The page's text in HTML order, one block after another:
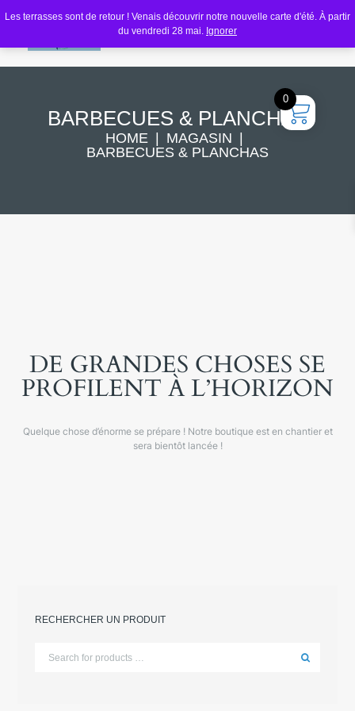
Les terrasses sont de retour ! Venais découvrir notre nouvelle carte d'été. À partir
du vendredi 28 mai. Ignorer
BARBECUES & PLANCHAS
HOME
MAGASIN
BARBECUES & PLANCHAS
DE GRANDES CHOSES SE
PROFILENT À L’HORIZON
Quelque chose d’énorme se prépare ! Notre boutique est en chantier et
sera bientôt lancée !
RECHERCHER UN PRODUIT
0